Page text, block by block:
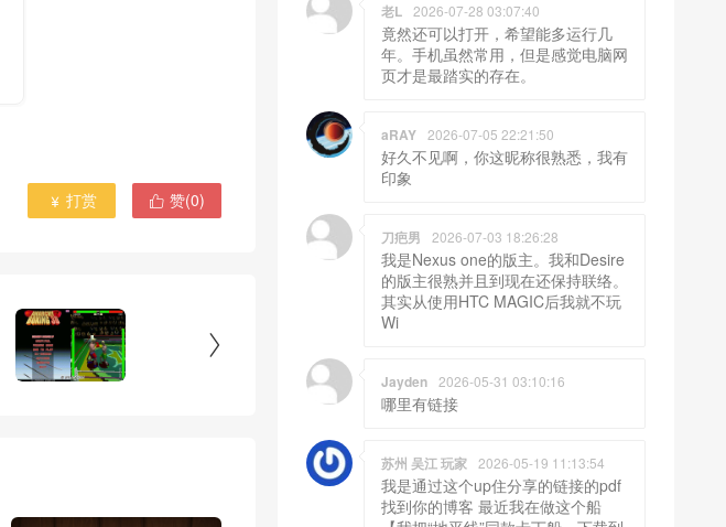
 赞(0)
 打赏

老L 2026-07-28 03:07:40
竟然还可以打开，希望能多运行几
年。手机虽然常用，但是感觉电脑网
页才是最踏实的存在。
aRAY 2026-07-05 22:21:50
好久不见啊，你这昵称很熟悉，我有
印象
刀疤男 2026-07-03 18:26:28
我是Nexus one的版主。我和Desire
的版主很熟并且到现在还保持联络。
其实从使用HTC MAGIC后我就不玩
Wi
Jayden 2026-05-31 03:10:16
哪里有链接
苏州 吴江 玩家 2026-05-19 11:13:54
我是通过这个up住分享的链接的pdf
找到你的博客 最近我在做这个船